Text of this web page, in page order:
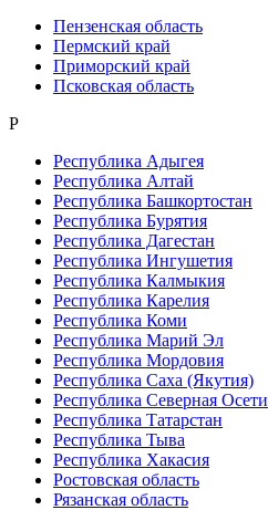
Пензенская область
Пермский край
Приморский край
Псковская область
Р
Республика Адыгея
Республика Алтай
Республика Башкортостан
Республика Бурятия
Республика Дагестан
Республика Ингушетия
Республика Калмыкия
Республика Карелия
Республика Коми
Республика Марий Эл
Республика Мордовия
Республика Саха (Якутия)
Республика Северная
Республика Татарстан
Республика Тыва
Республика Хакасия
Ростовская область
Рязанская область